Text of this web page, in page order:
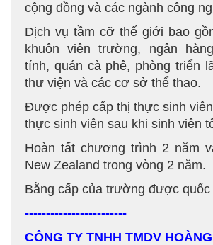
cộng đồng và các ngành công
Dịch vụ tầm cỡ thế giới bao
khuôn viên trường, ngân
tính, quán cà phê, phòng triển
thư viện và các cơ sở thể thao.
Được phép cấp thị thực sinh
thực sinh viên sau khi sinh viên
Hoàn tất chương trình 2 năm
New Zealand trong vòng 2 năm.
Bằng cấp của trường được quốc
------------------------
CÔNG TY TNHH TMDV